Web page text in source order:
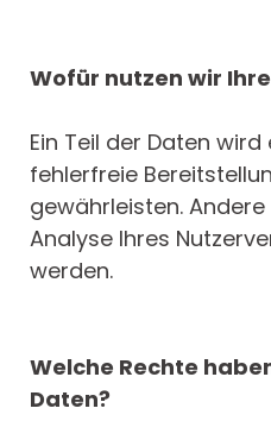
Wofür nutzen wir
Ein Teil der Daten
fehlerfreie
gewährleisten.
Analyse Ihres
werden.
Welche Rechte
Daten?